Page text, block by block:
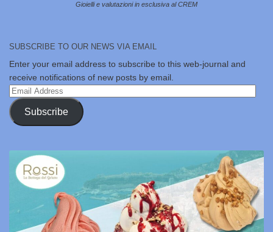
Gioielli e valutazioni in esclusiva al CREM
SUBSCRIBE TO OUR NEWS VIA EMAIL
Enter your email address to subscribe to this web-journal and
receive notifications of new posts by email.
Email
Address
Subscribe